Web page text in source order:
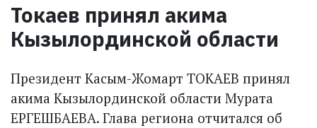
Токаев принял акима
Кызылординской области
Президент Касым-Жомарт ТОКАЕВ принял
акима Кызылординской области Мурата
ЕРГЕШБАЕВА. Глава региона отчитался об